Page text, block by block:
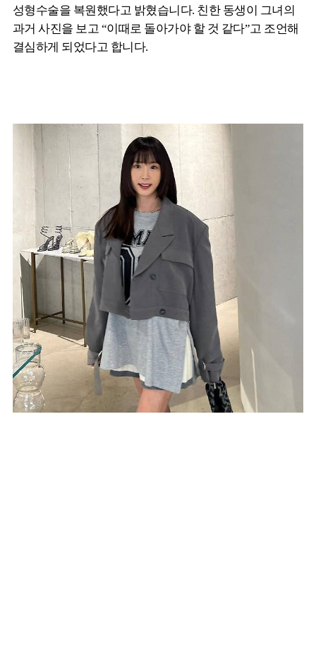
성형수술을 복원했다고 밝혔습니다. 친한 동생이 그녀의
과거 사진을 보고 “이때로 돌아가야 할 것 같다”고 조언해
결심하게 되었다고 합니다.